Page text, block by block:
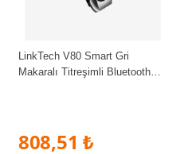
LinkTech V80 Smart Gri
Makaralı Titreşimli Bluetooth
808,51 ₺